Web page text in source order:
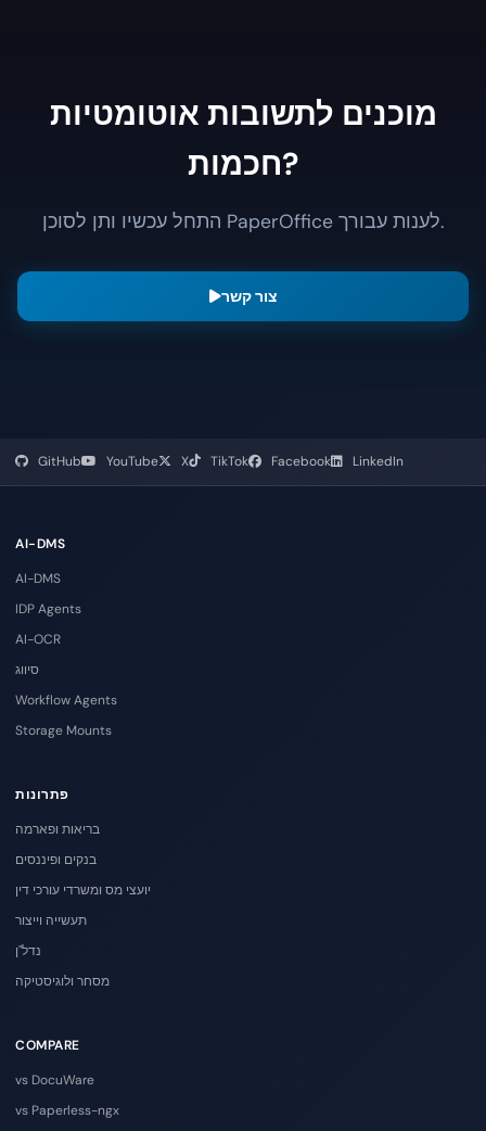
מוכנים לתשובות אוטומטיות
חכמות?
התחל עכשיו ותן לסוכן PaperOffice לענות עבורך.
צור קשר
GitHub YouTube X TikTok Facebook LinkedIn
AI-DMS
AI-DMS
IDP Agents
AI-OCR
סיווג
Workflow Agents
Storage Mounts
פתרונות
בריאות ופארמה
בנקים ופיננסים
יועצי מס ומשרדי עורכי דין
תעשייה וייצור
נדל"ן
מסחר ולוגיסטיקה
COMPARE
vs DocuWare
vs Paperless-ngx